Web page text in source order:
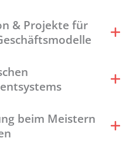
& Projekte für
beim Meistern